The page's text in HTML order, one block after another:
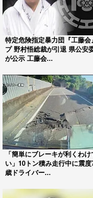
特定危険指定暴力団『工藤会
プ 野村悟総裁が引退 県公安
が公示 工藤会...
「簡単にブレーキが利くわ
い」10トン積み走行中に震
歳ドライバー...